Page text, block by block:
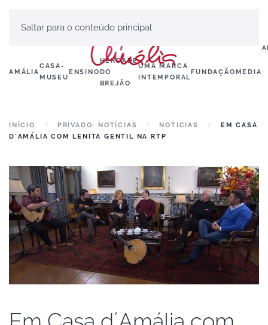
Saltar para o conteúdo principal
AMÁLIA
CASA-
MUSEU
ENSINO
HERDADE
DO
BREJÃO
UMA MARCA
INTEMPORAL
FUNDAÇÃOMEDIA
INÍCIO PRIVADO: NOTÍCIAS NOTICIAS
EM CASA
D´AMÁLIA COM LENITA GENTIL NA RTP